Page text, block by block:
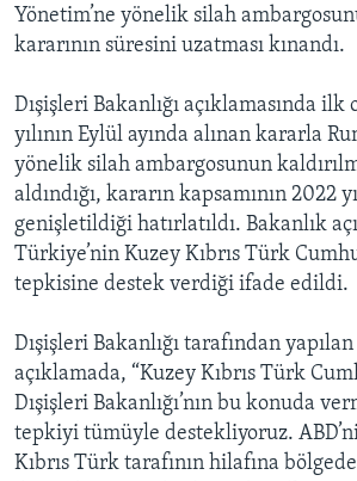
Yönetim’ne yönelik silah
kararının süresini uzatması kınandı.
Dışişleri Bakanlığı açıklamasında
yılının Eylül ayında alınan kararla
yönelik silah ambargosunun
aldındığı, kararın kapsamının 2022
genişletildiği hatırlatıldı. Bakanlık
Türkiye’nin Kuzey Kıbrıs Türk
tepkisine destek verdiği ifade edildi.
Dışişleri Bakanlığı tarafından yapılan
açıklamada, “Kuzey Kıbrıs Türk
Dışişleri Bakanlığı’nın bu konuda
tepkiyi tümüyle destekliyoruz.
Kıbrıs Türk tarafının hilafına